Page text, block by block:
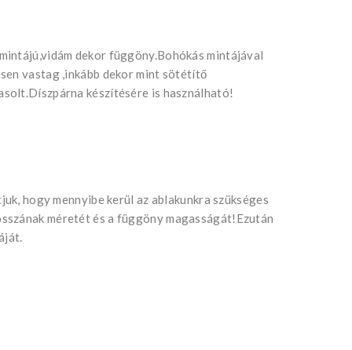
dekor függöny.Bohókás mintájával
vastag ,inkább dekor mint sötétítő
készítésére is használható!
hogy mennyibe kerül az ablakunkra szükséges
méretét és a függöny magasságát!Ezután